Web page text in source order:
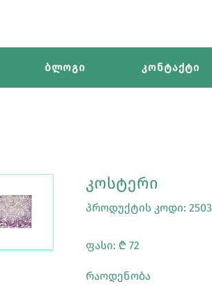
ბლოგი კონტაქტი
ᲙᲝᲡᲢᲔᲠᲘ
პროდუქტის კოდი: 2503
ფასი: ₾ 72
Რაოდენობა